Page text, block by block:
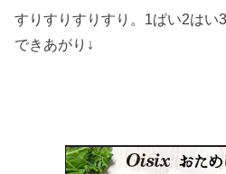
すりすりすりすり。1ぱい2はい3
できあがり↓